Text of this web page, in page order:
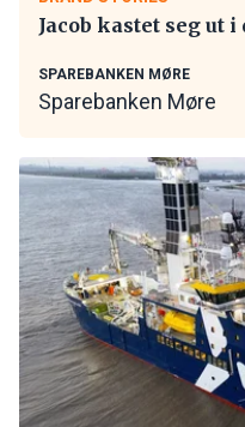
Jacob kastet seg ut
SPAREBANKEN MØRE
Sparebanken Møre